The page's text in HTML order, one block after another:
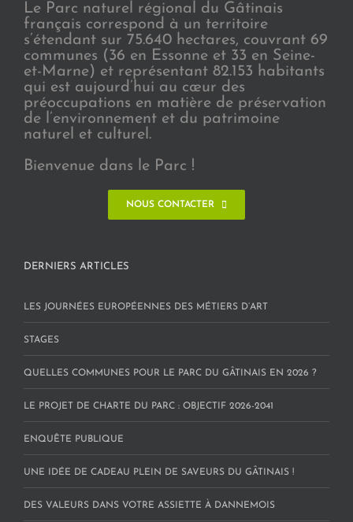
Le Parc naturel régional du Gâtinais
français correspond à un territoire
s’étendant sur 75.640 hectares, couvrant 69
communes (36 en Essonne et 33 en Seine-
et-Marne) et représentant 82.153 habitants
qui est aujourd’hui au cœur des
préoccupations en matière de préservation
de l’environnement et du patrimoine
naturel et culturel.
Bienvenue dans le Parc !
NOUS CONTACTER
DERNIERS ARTICLES
LES JOURNÉES EUROPÉENNES DES MÉTIERS D’ART
STAGES
QUELLES COMMUNES POUR LE PARC DU GÂTINAIS EN 2026 ?
LE PROJET DE CHARTE DU PARC : OBJECTIF 2026-2041
ENQUÊTE PUBLIQUE
UNE IDÉE DE CADEAU PLEIN DE SAVEURS DU GÂTINAIS !
DES VALEURS DANS VOTRE ASSIETTE À DANNEMOIS